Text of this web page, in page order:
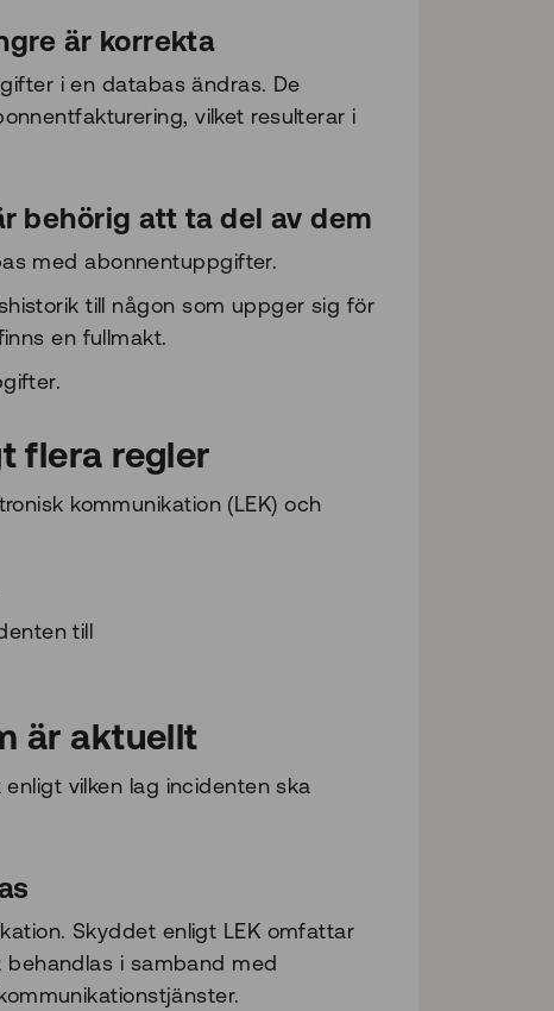
är korrekta
i en databas ändras. De
vilket resulterar i
behörig att ta del av dem
med abonnentuppgifter.
till någon som uppger sig för
en fullmakt.
flera regler
kommunikation (LEK) och
till
är aktuellt
vilken lag incidenten ska
Skyddet enligt LEK omfattar
i samband med